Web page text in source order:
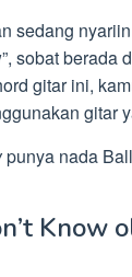
sedang
sobat berada
gitar ini,
gitar
punya nada
Know